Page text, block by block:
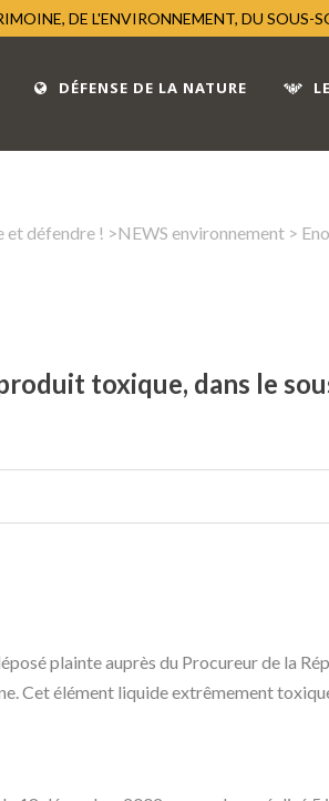
DE L'ENVIRONNEMENT, DU SOUS-
DÉFENSE DE LA NATURE
et défendre ! >NEWS environnement >
toxique, dans le
plainte auprès du Procureur de la
Cet élément liquide extrêmement